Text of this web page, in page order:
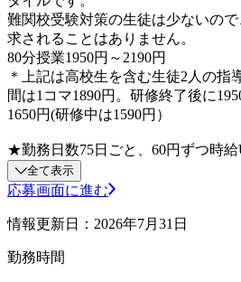
難関校受験対策の生徒は少ないの
求されることはありません。
80分授業1950円～2190円
＊上記は高校生を含む生徒2人の指
間は1コマ1890円。研修終了後に
1650円(研修中は1590円）
★勤務日数75日ごと、60円ずつ時
全て表示
応募画面に進む
情報更新日：2026年7月31日
勤務時間